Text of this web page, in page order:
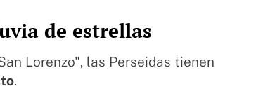
de estrellas
Lorenzo", las Perseidas tienen
.